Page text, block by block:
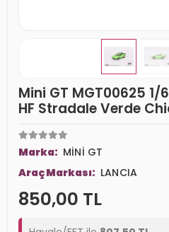
Mini GT MGT00625
HF Stradale Verde
Marka: MİNİ GT
Araç Markası: LANCIA
850,00 TL